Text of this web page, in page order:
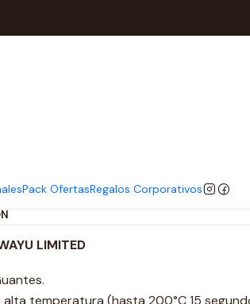
Pack OfertasRegalos Corporativos
Premium
Guantes Parrilleros
LIMITED
alta temperatura (hasta 200°C 15